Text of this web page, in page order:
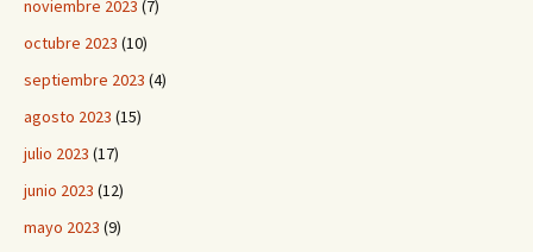
noviembre 2023 (7)
octubre 2023 (10)
septiembre 2023 (4)
agosto 2023 (15)
julio 2023 (17)
junio 2023 (12)
mayo 2023 (9)